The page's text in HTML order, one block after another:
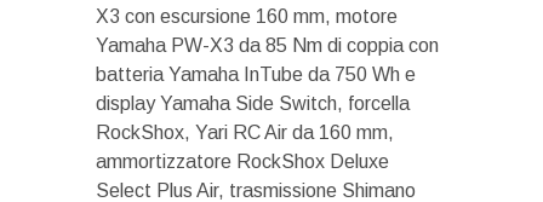
X3 con escursione 160 mm, motore
Yamaha PW-X3 da 85 Nm di coppia con
batteria Yamaha InTube da 750 Wh e
display Yamaha Side Switch, forcella
RockShox, Yari RC Air da 160 mm,
ammortizzatore RockShox Deluxe
Select Plus Air, trasmissione Shimano